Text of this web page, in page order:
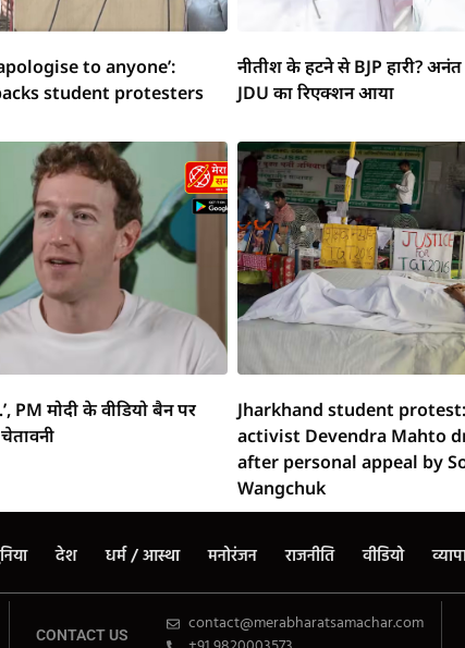
to anyone’:
student protesters
नीतीश के हटने से BJP हारी?
JDU का रिएक्शन आया
PM मोदी के वीडियो बैन पर
Jharkhand student
activist Devendra Mahto
after personal appeal by
Wangchuk
देश धर्म / आस्था मनोरंजन राजनीति वीडियो
CONTACT US
contact@merabharatsamachar.com